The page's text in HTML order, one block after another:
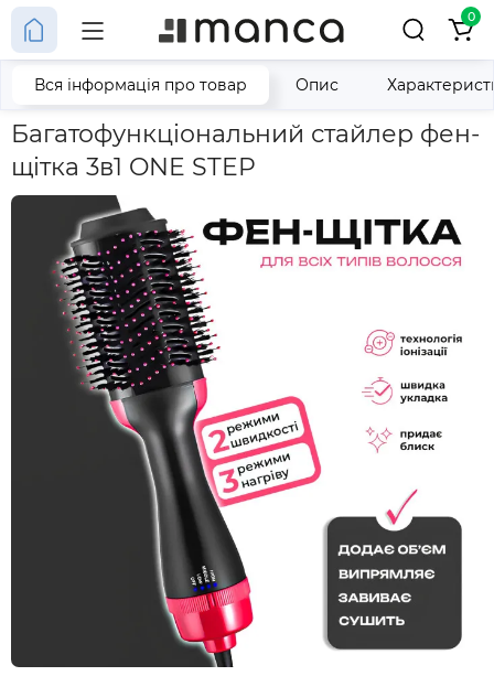
0
Головна Багатофункціональний стайлер фен-щітка 3в1 ONE
Багатофункціональний стайлер фен-
щітка 3в1 ONE STEP
Вся інформація про товар Опис